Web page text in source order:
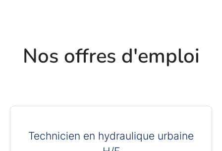
Nos offres d'emploi
Technicien en hydraulique urbaine